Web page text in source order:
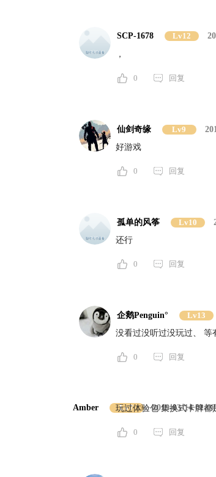
SCP-1678 Lv12
，
0 回复
仙剑奇缘 Lv9
好游戏
0 回复
孤单的风筝 Lv10
还行
0 回复
企鹅Penguin° Lv13
没看过没听过没玩过、 等
0 回复
Amber Lv7 2019-03-14
玩过体验包 集换式卡牌都
0 回复